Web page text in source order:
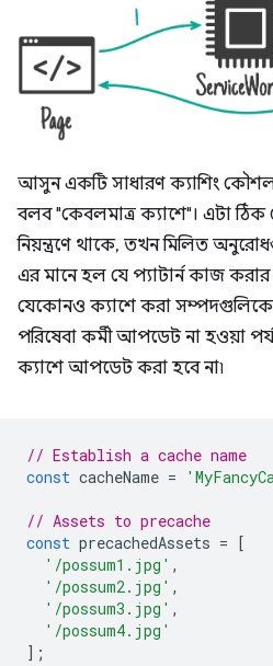
আসুন একটি সাধারণ ক্যাশিং
বলব "কেবলমাত্র ক্যাশে"। এটা ঠিক
নিয়ন্ত্রণে থাকে, তখন মিলিত
এর মানে হল যে প্যাটার্ন কাজ
যেকোনও ক্যাশে করা সম্পদগুলিকে
পরিষেবা কর্মী আপডেট না হওয়া
ক্যাশে আপডেট করা হবে না৷
// Establish a cache name
const cacheName =
// Assets to precache
const precachedAssets =
[
'/possum1.jpg' ,
'/possum2.jpg' ,
'/possum3.jpg' ,
'/possum4.jpg'
];